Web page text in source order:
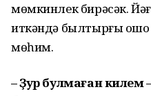
мөмкинлек бирәсәк.
иткәндә былтырғы
мөһим.
– Ҙур булмаған килем